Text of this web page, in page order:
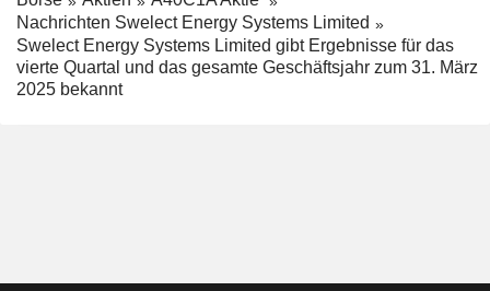
Nachrichten Swelect Energy Systems Limited
Swelect Energy Systems Limited gibt Ergebnisse für das
vierte Quartal und das gesamte Geschäftsjahr zum 31. März
2025 bekannt